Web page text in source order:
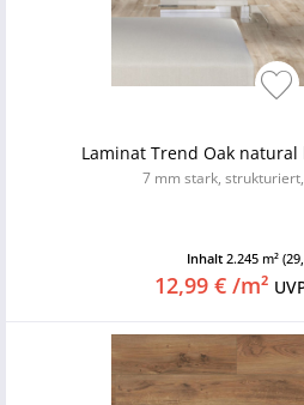
Laminat Trend Oak
7 mm stark,
Inhalt 2.245 m²
12,99 € /m²